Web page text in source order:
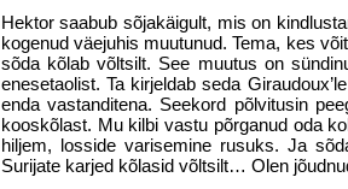
Hektor saabub sõjakäigult, mis on
kogenud väejuhis muutunud. Tema, kes
sõda kõlab võltsilt. See muutus on
enesetaolist. Ta kirjeldab seda
enda vastanditena. Seekord põlvitusin
kooskõlast. Mu kilbi vastu põrganud oda
hiljem, losside varisemine rusuks. Ja
Surijate karjed kõlasid võltsilt… Olen